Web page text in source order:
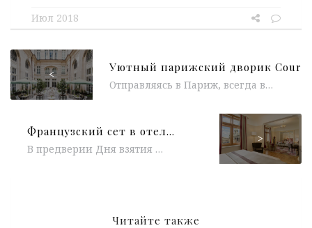
Июл 2018
<
Отправляясь в Париж, всегда важно составить маршрут по любимым местам, составить шопинг-лист и после заглянуть в какой нибудь новый для...
Французский сет в отеле «Астория» от Эрика Пеллена и Давида Эйро
В предверии Дня взятия Бастилии, французы-шефы отеля«Астория» Эрик Пеллен и Давид Эйро предлагают своим гостям отметить этот день и продолжение лета специальным...
>
Читайте также